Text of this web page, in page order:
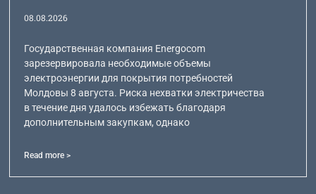
08.08.2026
Государственная компания Energocom
зарезервировала необходимые объемы
электроэнергии для покрытия потребностей
Молдовы 8 августа. Риска нехватки электричества
в течение дня удалось избежать благодаря
дополнительным закупкам, однако
Read more >